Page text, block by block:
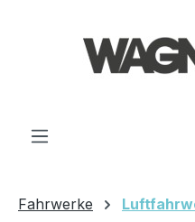
Fahrwerke